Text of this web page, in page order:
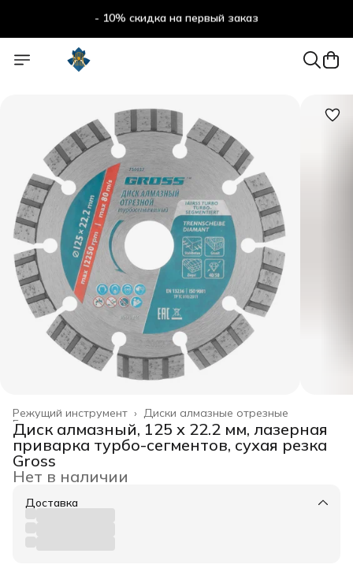
- 10% скидка на первый заказ
Диски алмазные отрезные
Режущий инструмент ›
Главная ›
Диск алмазный, 125 х 22.2 мм, лазерная
приварка турбо-сегментов, сухая резка
Gross
Нет в наличии
Доставка